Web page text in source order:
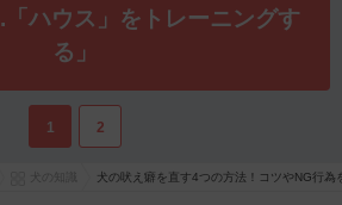
ハウス」をトレーニングす
る」
1 2
犬の吠え癖を直す4つの方法！コツやNG行為